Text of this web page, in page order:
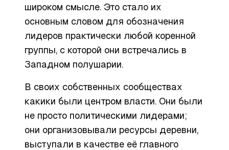
широком смысле. Это стало их
основным словом для обозначения
лидеров практически любой коренной
группы, с которой они встречались в
Западном полушарии.
В своих собственных сообществах
какики были центром власти. Они были
не просто политическими лидерами;
они организовывали ресурсы деревни,
выступали в качестве её главного